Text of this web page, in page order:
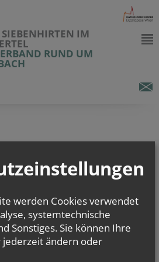
SIEBENHIRTEN IM
RUND UM
werden Cookies verwendet
systemtechnische
Sonstiges. Sie können Ihre
ändern oder